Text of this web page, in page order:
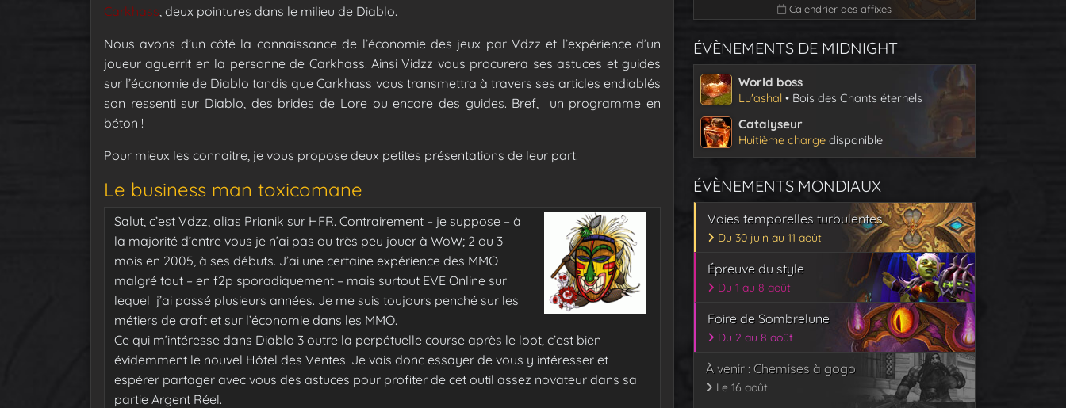
Carkhass , deux pointures dans le milieu de Diablo.
Nous avons d’un côté la connaissance de l’économie des jeux par Vdzz et l’expérience d’un
joueur aguerrit en la personne de Carkhass. Ainsi Vidzz vous procurera ses astuces et guides
sur l’économie de Diablo tandis que Carkhass vous transmettra à travers ses articles endiablés
son ressenti sur Diablo, des brides de Lore ou encore des guides. Bref, un programme en
béton !
Pour mieux les connaitre, je vous propose deux petites présentations de leur part.
Le business man toxicomane
Salut, c’est Vdzz, alias Prianik sur HFR. Contrairement – je suppose – à
la majorité d’entre vous je n’ai pas ou très peu jouer à WoW; 2 ou 3
mois en 2005, à ses débuts. J’ai une certaine expérience des MMO
malgré tout – en f2p sporadiquement – mais surtout EVE Online sur
lequel j’ai passé plusieurs années. Je me suis toujours penché sur les
métiers de craft et sur l’économie dans les MMO.
Ce qui m’intéresse dans Diablo 3 outre la perpétuelle course après le loot, c’est bien
évidemment le nouvel Hôtel des Ventes. Je vais donc essayer de vous y intéresser et
espérer partager avec vous des astuces pour profiter de cet outil assez novateur dans sa
partie Argent Réel.
Calendrier des affixes
ÉVÈNEMENTS DE MIDNIGHT
World boss
Lu'ashal • Bois des Chants éternels
Catalyseur
Huitième charge disponible
ÉVÈNEMENTS MONDIAUX
Voies temporelles turbulentes
Du 30 juin au 11 août
Épreuve du style
Du 1 au 8 août
Foire de Sombrelune
Du 2 au 8 août
À venir : Chemises à gogo
Le 16 août